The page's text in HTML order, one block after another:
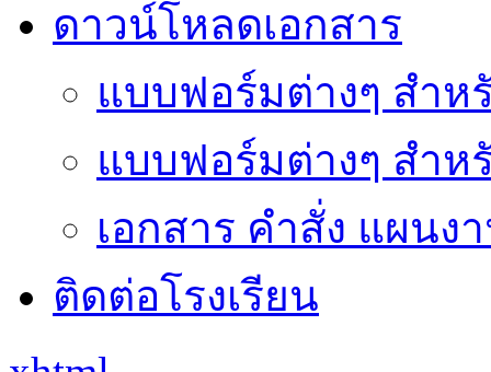
ดาวน์โหลดเอกสาร
แบบฟอร์มต่างๆ สำห
แบบฟอร์มต่างๆ สำห
เอกสาร คำสั่ง แผนง
ติดต่อโรงเรียน